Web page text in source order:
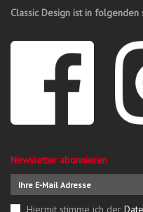
Classic Design ist in
Newsletter abonnieren
Hiermit stimme ich der